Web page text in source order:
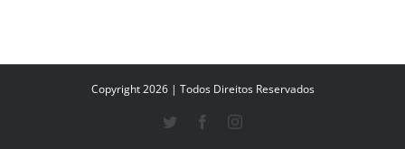
Copyright 2026 | Todos Direitos Reservados
Twitter FacebookInstagram